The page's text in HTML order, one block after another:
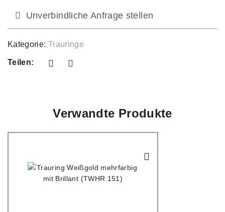
Unverbindliche Anfrage stellen
Kategorie: Trauringe
Teilen:
Verwandte Produkte